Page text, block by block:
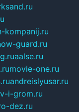
kompanij.ru
guard.ru
aalse.ru
movie-one.ru
andreislyusar.ru
i-grom.ru
dez.ru